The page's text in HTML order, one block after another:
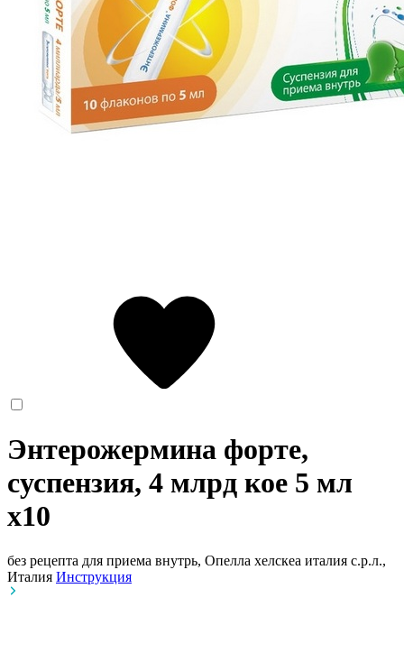
Энтерожермина форте,
суспензия, 4 млрд кое 5 мл
x10
без рецепта для приема внутрь, Опелла хелскеа италия с.р.л.,
Италия Инструкция